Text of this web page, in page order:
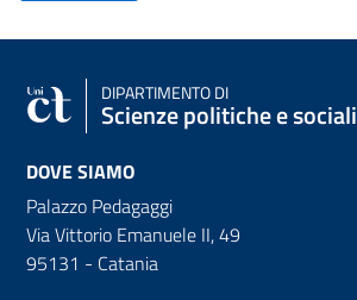
DIPARTIMENTO DI
Scienze politiche e sociali
DOVE SIAMO
Palazzo Pedagaggi
Via Vittorio Emanuele II, 49
95131 - Catania